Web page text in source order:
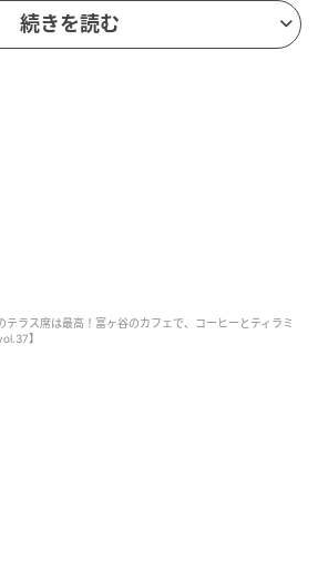
その名の通り“港”をテーマにし
には、海に浮かぶ灯浮標（ライト
のキョウヘイさん考案の夏季限定
フルーツソーダ」も一押し。看
続きを読む
テラス席は最高！富ヶ谷のカフェで、コーヒーとティラミ
】